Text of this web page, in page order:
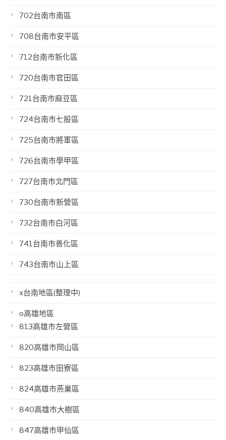
702台南市南區
708台南市安平區
712台南市新化區
720台南市官田區
721台南市麻豆區
724台南市七股區
725台南市將軍區
726台南市學甲區
727台南市北門區
730台南市新營區
732台南市白河區
741台南市善化區
743台南市山上區
x台南地區(整理中)
o高雄地區
813高雄市左營區
820高雄市岡山區
823高雄市田寮區
824高雄市燕巢區
840高雄市大樹區
847高雄市甲仙區